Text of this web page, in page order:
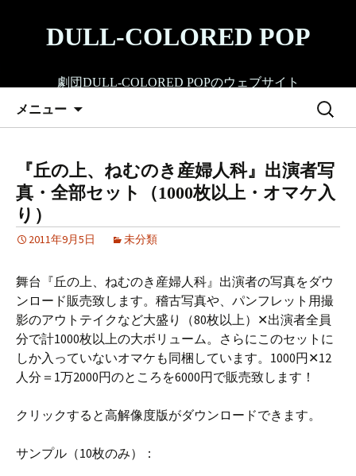
ツ
ス
DULL-COLORED POP
劇団DULL-COLORED POPのウェブサイト
メニュー
検
索:
『丘の上、ねむのき産婦人科』出演者写
真・全部セット（1000枚以上・オマケ入
り）
2011年9月5日 未分類
舞台『丘の上、ねむのき産婦人科』出演者の写真をダウ
ンロード販売致します。稽古写真や、パンフレット用撮
影のアウトテイクなど大盛り（80枚以上）✕出演者全員
分で計1000枚以上の大ボリューム。さらにこのセットに
しか入っていないオマケも同梱しています。1000円✕12
人分＝1万2000円のところを6000円で販売致します！
クリックすると高解像度版がダウンロードできます。
サンプル（10枚のみ）：